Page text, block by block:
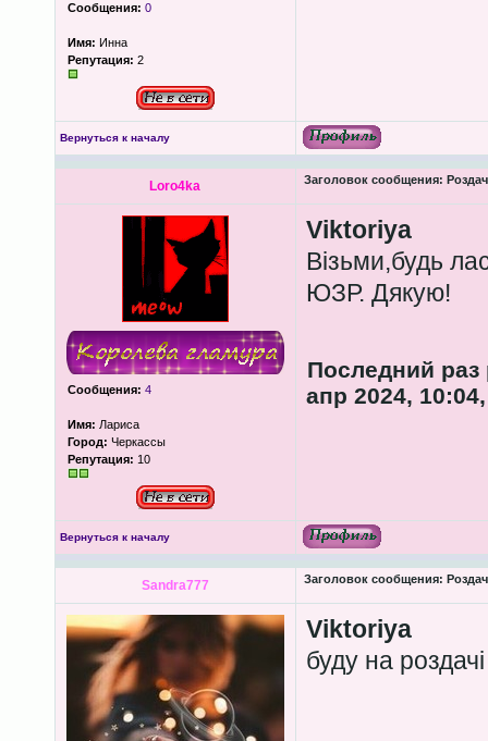
Сообщения: 0
Имя: Инна
Репутация: 2
Вернуться к началу
Loro4ka Заголовок сообщения:
Сообщения: 4
Имя: Лариса
Город: Черкассы
Репутация: 10
Viktoriya
Візьми,будь
ЮЗР. Дякую!
Последний
апр 2024,
Вернуться к началу
Sandra777 Заголовок сообщения:
Viktoriya
буду на